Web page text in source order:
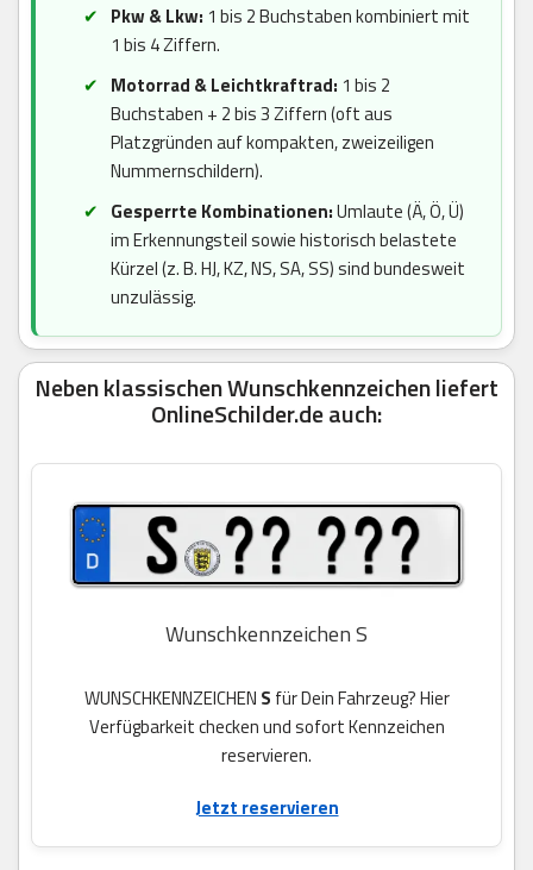
Pkw & Lkw: 1 bis 2 Buchstaben kombiniert mit
1 bis 4 Ziffern.
Motorrad & Leichtkraftrad: 1 bis 2
Buchstaben + 2 bis 3 Ziffern (oft aus
Platzgründen auf kompakten, zweizeiligen
Nummernschildern).
Gesperrte Kombinationen:Umlaute (Ä, Ö, Ü)
im Erkennungsteil sowie historisch belastete
Kürzel (z. B. HJ, KZ, NS, SA, SS) sind bundesweit
unzulässig.
Neben klassischen Wunschkennzeichen liefert
OnlineSchilder.de auch:
Wunschkennzeichen S
WUNSCHKENNZEICHEN S für Dein Fahrzeug? Hier
Verfügbarkeit checken und sofort Kennzeichen
reservieren.
Jetzt reservieren